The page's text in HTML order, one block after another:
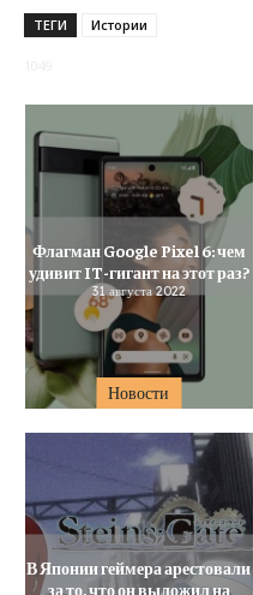
ТЕГИ Истории
Новости
Флагман Google Pixel 6: чем
удивит IT-гигант на этот раз?
31 августа 2022
В Японии геймера арестовали
за то, что он выложил на